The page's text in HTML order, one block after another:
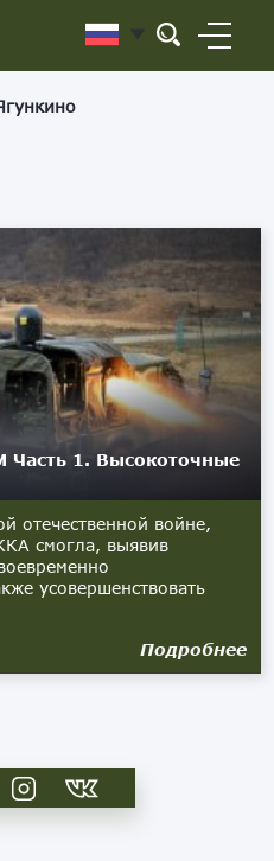
1. Высокоточные
отечественной войне,
смогла, выявив
усовершенствовать
Подробнее